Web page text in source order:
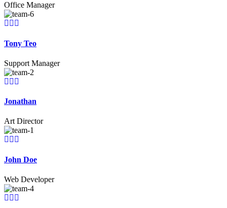
Office Manager
Tony Teo
Support Manager
Jonathan
Art Director
John Doe
Web Developer